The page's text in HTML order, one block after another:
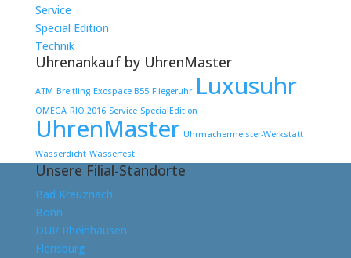
Service
Special Edition
Technik
Uhrenankauf by UhrenMaster
ATM Breitling Exospace B55 Fliegeruhr Luxusuhr
OMEGA RIO 2016 Service SpecialEdition
UhrenMaster Uhrmachermeister-Werkstatt
Wasserdicht Wasserfest
Unsere Filial-Standorte
Bad Kreuznach
Bonn
DUI/ Rheinhausen
Flensburg